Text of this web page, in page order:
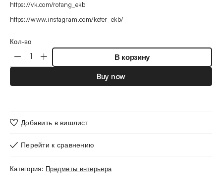
https://vk.com/rotang_ekb
https://www.instagram.com/keter_ekb/
Кол-во
В корзину
Buy now
Добавить в вишлист
Перейти к сравнению
Категория: Предметы интерьера